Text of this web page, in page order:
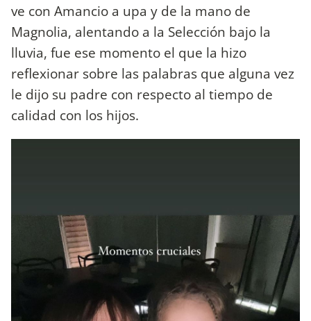
ve con Amancio a upa y de la mano de
Magnolia, alentando a la Selección bajo la
lluvia, fue ese momento el que la hizo
reflexionar sobre las palabras que alguna vez
le dijo su padre con respecto al tiempo de
calidad con los hijos.